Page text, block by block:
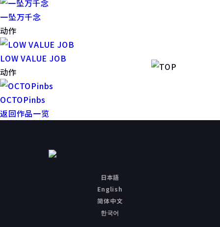
一坠万千念
动作
LOW VALUE JOB
动作
OCTOPinbs
返回作品一览
日本語
English
简体中文
한국어